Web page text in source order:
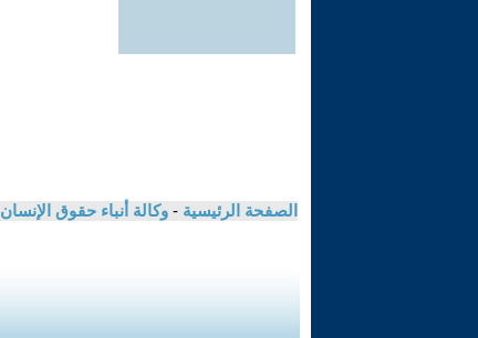
الصفحة الرئيسية - وكالة أنباء حقوق الإنسان